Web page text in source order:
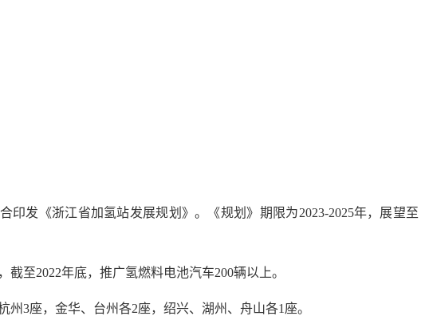
发《浙江省加氢站发展规划》。《规划》期限为2023-2025年，展望至
至2022年底，推广氢燃料电池汽车200辆以上。
3座，金华、台州各2座，绍兴、湖州、舟山各1座。